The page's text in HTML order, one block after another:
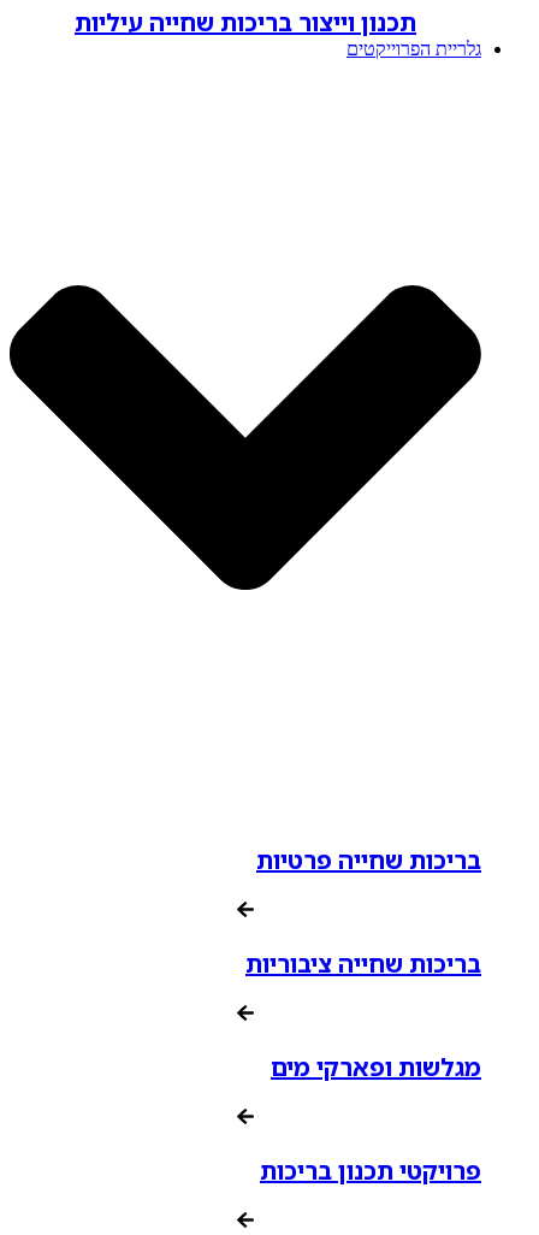
תכנון וייצור בריכות שחייה עיליות
גלריית הפרוייקטים
בריכות שחייה פרטיות
בריכות שחייה ציבוריות
מגלשות ופארקי מים
פרויקטי תכנון בריכות